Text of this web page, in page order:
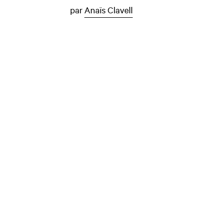
par Anaïs Clavell